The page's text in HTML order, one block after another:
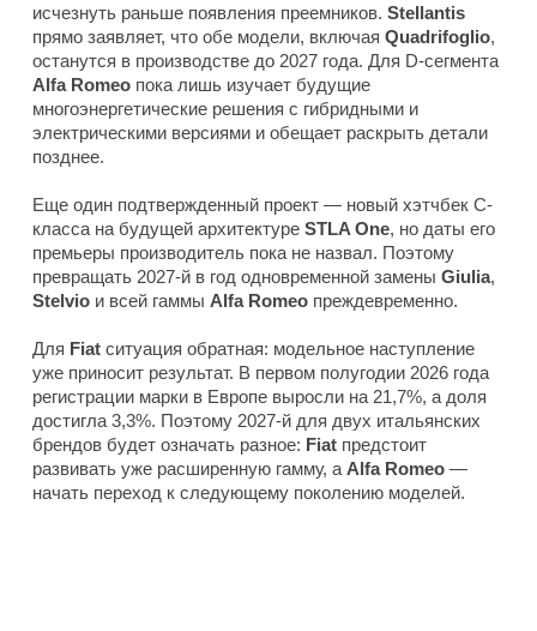
исчезнуть раньше появления преемников. Stellantis
прямо заявляет, что обе модели, включая Quadrifoglio,
останутся в производстве до 2027 года. Для D-сегмента
Alfa Romeo пока лишь изучает будущие
многоэнергетические решения с гибридными и
электрическими версиями и обещает раскрыть детали
позднее.
Еще один подтвержденный проект — новый хэтчбек C-
класса на будущей архитектуре STLA One, но даты его
премьеры производитель пока не назвал. Поэтому
превращать 2027-й в год одновременной замены Giulia,
Stelvio и всей гаммы Alfa Romeo преждевременно.
Для Fiat ситуация обратная: модельное наступление
уже приносит результат. В первом полугодии 2026 года
регистрации марки в Европе выросли на 21,7%, а доля
достигла 3,3%. Поэтому 2027-й для двух итальянских
брендов будет означать разное: Fiat предстоит
развивать уже расширенную гамму, а Alfa Romeo —
начать переход к следующему поколению моделей.